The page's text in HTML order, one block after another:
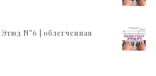
N°6 | облегченная